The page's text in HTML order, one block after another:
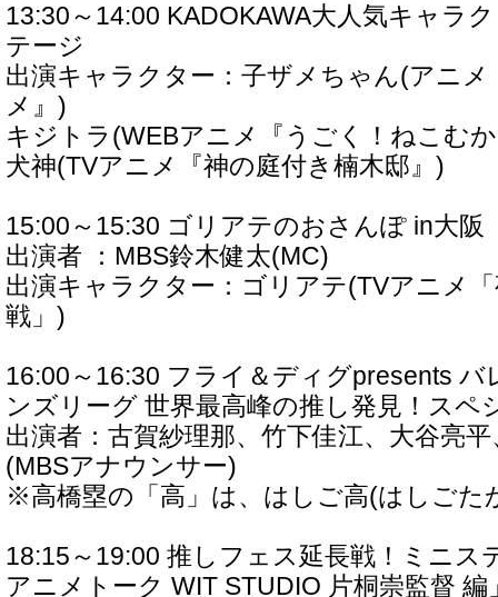
13:30～14:00 KADOKAWA大人気キャラ
テージ
出演キャラクター：子ザメちゃん(アニ
メ』)
キジトラ(WEBアニメ『うごく！ねこむ
犬神(TVアニメ『神の庭付き楠木邸』)
15:00～15:30 ゴリアテのおさんぽ in大阪
出演者 ：MBS鈴木健太(MC)
出演キャラクター：ゴリアテ(TVアニメ
戦」)
16:00～16:30 フライ＆ディグpresents バ
ンズリーグ 世界最高峰の推し発見！スペ
出演者：古賀紗理那、竹下佳江、大谷亮
(MBSアナウンサー)
※高橋塁の「高」は、はしご高(はしごた
18:15～19:00 推しフェス延長戦！ミニス
アニメトーク WIT STUDIO 片桐崇監督 編